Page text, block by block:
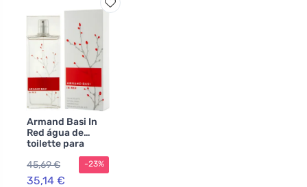
Armand Basi In
Red água de
toilette para
mulheres 100 ml
45,69 €
35,14 €
-23%